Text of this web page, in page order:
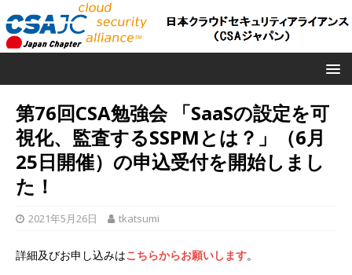
第76回CSA勉強会 「SaaSの設定を可
視化、監査するSSPMとは？」（6月
25日開催）の申込受付を開始しまし
た！
2021年5月26日 tkatsumi
詳細及びお申し込みはこちらからお願いします。